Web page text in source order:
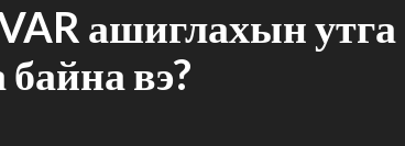
ашиглахын утга
вэ?